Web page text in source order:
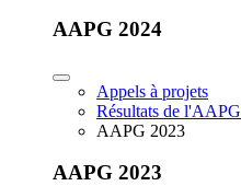
AAPG 2024
Appels à projets
Résultats de l'AAPG
AAPG 2023
AAPG 2023